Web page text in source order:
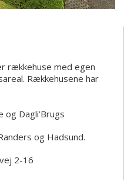
rækkehuse med egen
Rækkehusene har
Dagli’Brugs
og Hadsund.
2-16